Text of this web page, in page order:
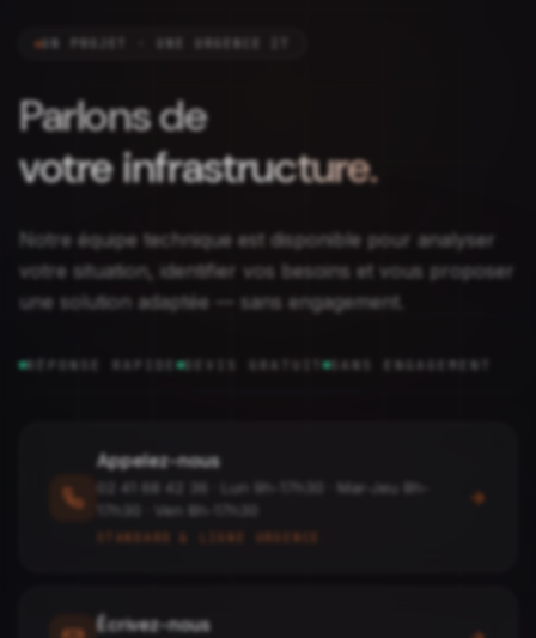
UN PROJET · UNE URGENCE IT
Parlons de
votre infrastructure.
Notre équipe technique est disponible pour analyser
votre situation, identifier vos besoins et vous proposer
une solution adaptée — sans engagement.
RÉPONSE RAPIDE DEVIS GRATUIT SANS ENGAGEMENT
Appelez-nous
02 41 68 42 36
Lun 9h-17h30 · Mar-Jeu 8h-
17h30 · Ven 8h-17h30
STANDARD & LIGNE URGENCE
Écrivez-nous